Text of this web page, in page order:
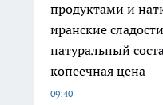
продуктами и
иранские
натуральный
копеечная цена
09:40